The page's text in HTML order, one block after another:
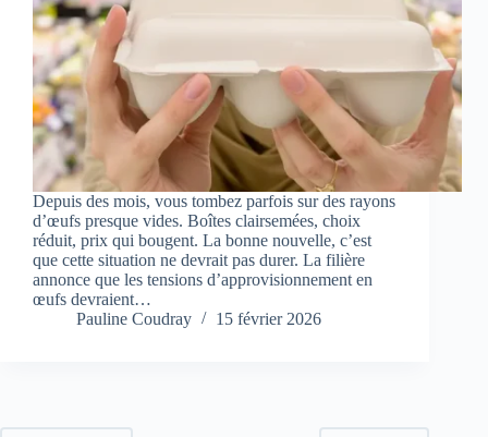
Depuis des mois, vous tombez parfois sur des rayons
d’œufs presque vides. Boîtes clairsemées, choix
réduit, prix qui bougent. La bonne nouvelle, c’est
que cette situation ne devrait pas durer. La filière
annonce que les tensions d’approvisionnement en
œufs devraient…
Pauline Coudray
15 février 2026